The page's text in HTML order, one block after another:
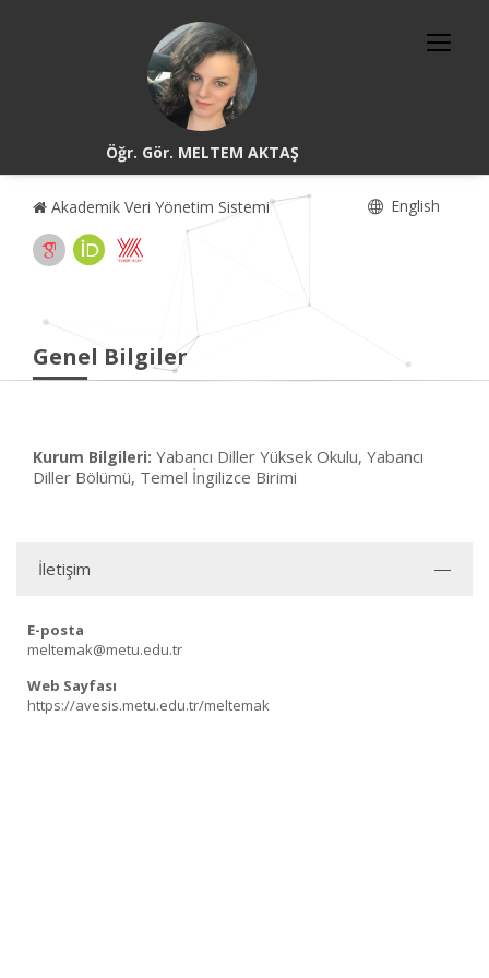
Öğr. Gör. MELTEM AKTAŞ
Akademik Veri Yönetim Sistemi English
Genel Bilgiler
Kurum Bilgileri: Yabancı Diller Yüksek Okulu, Yabancı
Diller Bölümü, Temel İngilizce Birimi
İletişim
E-posta
meltemak@metu.edu.tr
Web Sayfası
https://avesis.metu.edu.tr/meltemak